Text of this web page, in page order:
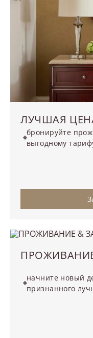
ЛУЧШАЯ
бронируйте
выгодному
начните новый
признанного